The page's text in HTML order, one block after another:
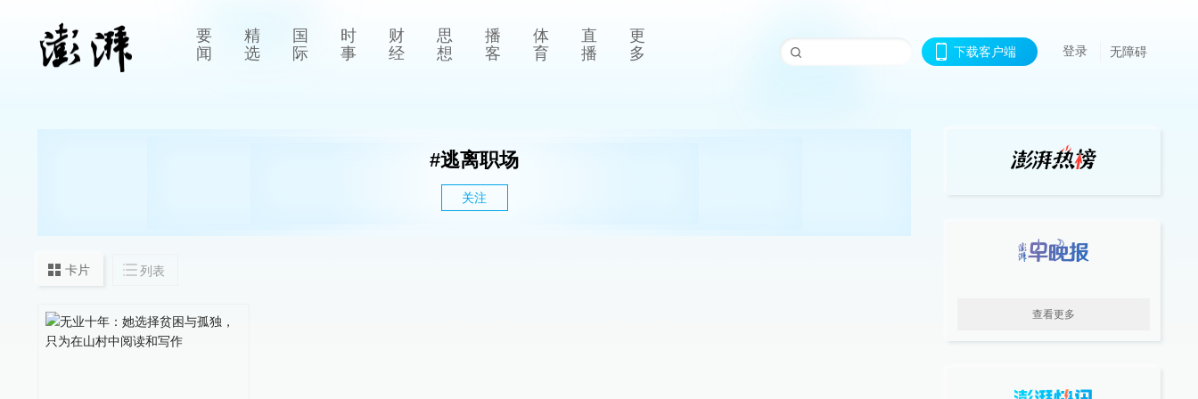
要
闻
精
选
国
际
时
事
财
经
思
想
播
客
体
育
直
播
更
多
下载客户端 登录 无障碍
#逃离职场
关注
卡片 列表
查看更多